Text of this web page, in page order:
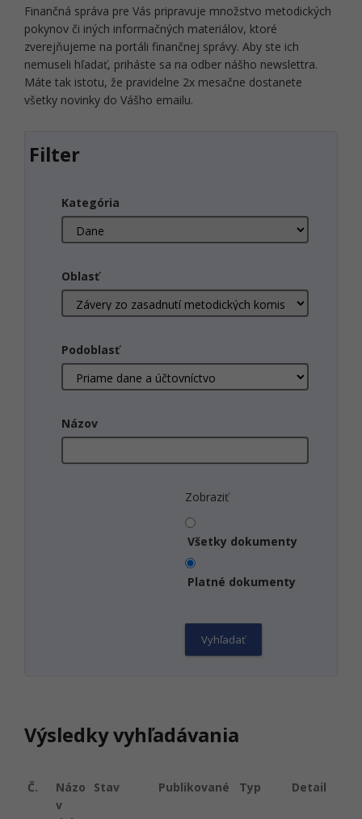
Finančná správa pre Vás pripravuje množstvo metodických
pokynov či iných informačných materiálov, ktoré
zverejňujeme na portáli finančnej správy. Aby ste ich
nemuseli hľadať, priháste sa na odber nášho newslettra.
Máte tak istotu, že pravidelne 2x mesačne dostanete
všetky novinky do Vášho emailu.
Filter
Kategória
Oblasť
Podoblasť
Názov
Zobraziť
Všetky dokumenty
Platné dokumenty
Výsledky vyhľadávania
Č.
Názo
v
Stav Publikované Typ Detail